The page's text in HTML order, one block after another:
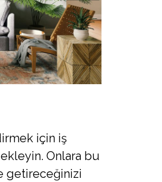
için iş
Onlara bu
getireceğinizi